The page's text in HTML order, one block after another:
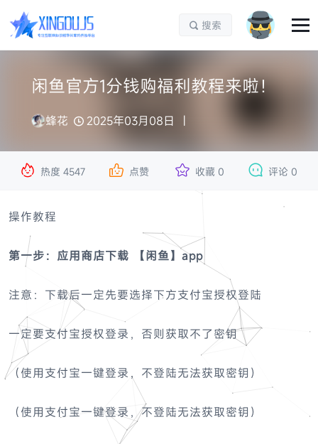
 搜索
闲鱼官方1分钱购福利教程来啦！
蜂花 2025年03月08日
 热度 4547  点赞  收藏 0  评论 0
操作教程
第一步： 应用商店下载 【闲鱼】app
注意：下载后一定先要选择下方支付宝授权登陆
一定要支付宝授权登录，否则获取不了密钥
（使用支付宝一键登录，不登陆无法获取密钥 ）
（使用支付宝一键登录，不登陆无法获取密钥）